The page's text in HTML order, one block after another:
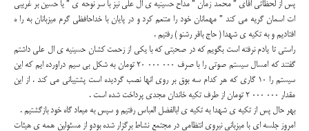
پس از لحظاتی اقای ” محمد زمان ” مداح حسینیه ی ال علی نیز با سر نوحه ی ” یا حسین بر غریبی
ات اسمان گریه می کند ” مهمانان خود را متنعم کرد و در پایان با خداحافظی گرم میزبانان به را ه
افتادیم و به تکیه ی شهدا ( حاج باقر رشنو ) رفتیم .
راستی تا یادم نرفته است بگویم که در صحبتی که با یکی از زحمت کشان حسینیه ی ال علی داشتم
گفتند که امسال سیستم صوتی را با صرف 000 000 20 تومان به شکل بی سیم دراورده ایم که این
سیستم را 10 گاری که هر کدام سه بوق بر روی انها نصب گردیده است پشتیبانی می کند . از این
مقدار 000 000 2 تومان از طرف تکیه خاندان مجدی پرداخت شده است .
بهر حال پس از تکیه ی شهدا به تکیه ی ابالفضل العباس رفتیم و سپس به میعاد گاه خود بازگشتیم .
امروز جلسه ای با میزبانی نیروی انتظامی در مجتمع نشاط برگزار شده بودو از مسئولین همه ی هیئات